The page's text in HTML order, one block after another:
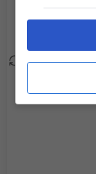
Arnor
al suo